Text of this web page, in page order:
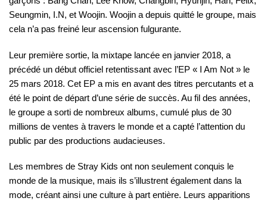
Seungmin, I.N, et Woojin. Woojin a depuis quitté le groupe, mais
cela n’a pas freiné leur ascension fulgurante.
Leur première sortie, la mixtape lancée en janvier 2018, a
précédé un début officiel retentissant avec l’EP « I Am Not » le
25 mars 2018. Cet EP a mis en avant des titres percutants et a
été le point de départ d’une série de succès. Au fil des années,
le groupe a sorti de nombreux albums, cumulé plus de 30
millions de ventes à travers le monde et a capté l’attention du
public par des productions audacieuses.
Les membres de Stray Kids ont non seulement conquis le
monde de la musique, mais ils s’illustrent également dans la
mode, créant ainsi une culture à part entière. Leurs apparitions